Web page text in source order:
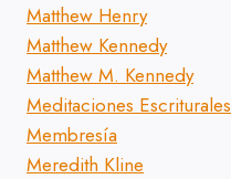
Matthew Henry
Matthew Kennedy
Matthew M. Kennedy
Meditaciones Escriturales
Membresía
Meredith Kline